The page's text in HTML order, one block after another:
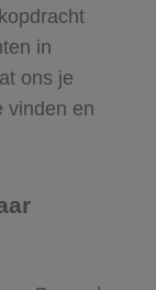
in
ons je
vinden en